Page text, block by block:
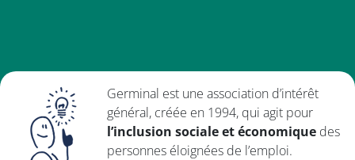
Germinal est une association d’intérêt
général, créée en 1994, qui agit pour
l’inclusion sociale et économique des
personnes éloignées de l’emploi.